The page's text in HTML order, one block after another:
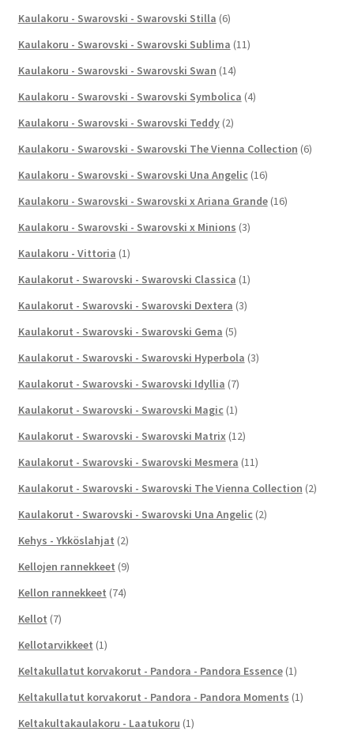
Kaulakoru - Swarovski - Swarovski Stilla (6)
Kaulakoru - Swarovski - Swarovski Sublima (11)
Kaulakoru - Swarovski - Swarovski Swan (14)
Kaulakoru - Swarovski - Swarovski Symbolica (4)
Kaulakoru - Swarovski - Swarovski Teddy (2)
Kaulakoru - Swarovski - Swarovski The Vienna Collection (6)
Kaulakoru - Swarovski - Swarovski Una Angelic (16)
Kaulakoru - Swarovski - Swarovski x Ariana Grande (16)
Kaulakoru - Swarovski - Swarovski x Minions (3)
Kaulakoru - Vittoria (1)
Kaulakorut - Swarovski - Swarovski Classica (1)
Kaulakorut - Swarovski - Swarovski Dextera (3)
Kaulakorut - Swarovski - Swarovski Gema (5)
Kaulakorut - Swarovski - Swarovski Hyperbola (3)
Kaulakorut - Swarovski - Swarovski Idyllia (7)
Kaulakorut - Swarovski - Swarovski Magic (1)
Kaulakorut - Swarovski - Swarovski Matrix (12)
Kaulakorut - Swarovski - Swarovski Mesmera (11)
Kaulakorut - Swarovski - Swarovski The Vienna Collection (2)
Kaulakorut - Swarovski - Swarovski Una Angelic (2)
Kehys - Ykköslahjat (2)
Kellojen rannekkeet (9)
Kellon rannekkeet (74)
Kellot (7)
Kellotarvikkeet (1)
Keltakullatut korvakorut - Pandora - Pandora Essence (1)
Keltakullatut korvakorut - Pandora - Pandora Moments (1)
Keltakultakaulakoru - Laatukoru (1)